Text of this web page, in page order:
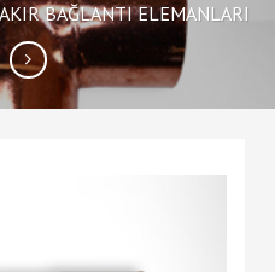
BAĞLANTI ELEMANLARI